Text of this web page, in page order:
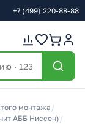
+7 (499) 220-88-88
монтажа /
АББ Ниссен) /